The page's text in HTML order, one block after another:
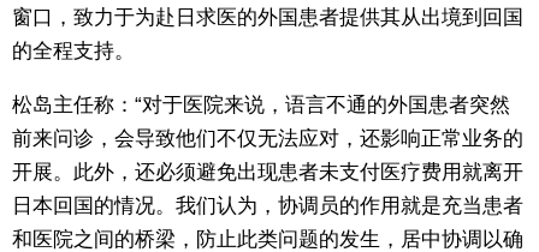
窗口，致力于为赴日求医的外国患者提供其从出境到回国
的全程支持。
松岛主任称：“对于医院来说，语言不通的外国患者突然
前来问诊，会导致他们不仅无法应对，还影响正常业务的
开展。此外，还必须避免出现患者未支付医疗费用就离开
日本回国的情况。我们认为，协调员的作用就是充当患者
和医院之间的桥梁，防止此类问题的发生，居中协调以确